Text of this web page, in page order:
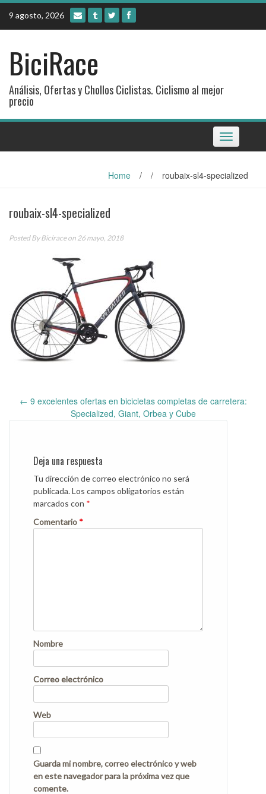
Skip
content
9 agosto, 2026
BiciRace
Análisis, Ofertas y Chollos Ciclistas. Ciclismo al mejor
precio
Toggle
navigation
Home / / roubaix-sl4-specialized
roubaix-sl4-specialized
Posted ByBiciraceon 26 mayo, 2018
navigation
← 9 excelentes ofertas en bicicletas completas de carretera:
Specialized, Giant, Orbea y Cube
Deja una respuesta
Tu dirección de correo electrónico no será
publicada.Los campos obligatorios están
marcados con *
Comentario *
Nombre
Correo electrónico
Web
Guarda mi nombre, correo electrónico y web
en este navegador para la próxima vez que
comente.